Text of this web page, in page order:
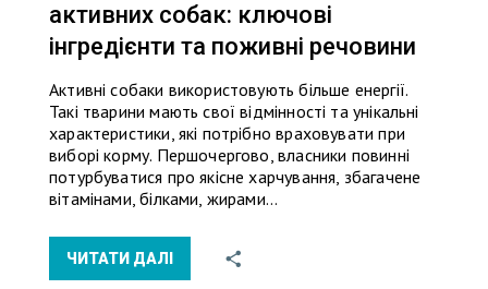
активних собак: ключові
інгредієнти та поживні речовини
Активні собаки використовують більше енергії.
Такі тварини мають свої відмінності та унікальні
характеристики, які потрібно враховувати при
виборі корму. Першочергово, власники повинні
потурбуватися про якісне харчування, збагачене
вітамінами, білками, жирами…
ЧИТАТИ ДАЛІ